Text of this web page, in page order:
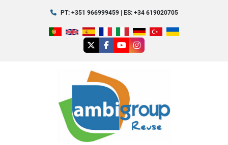
PT: +351 966999459 | ES: +34 619020705
twitterfacebook
youtubeinstagram